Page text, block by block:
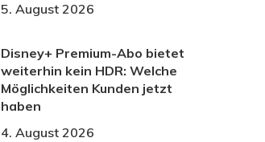
5. August 2026
Disney+ Premium-Abo bietet
weiterhin kein HDR: Welche
Möglichkeiten Kunden jetzt
haben
4. August 2026